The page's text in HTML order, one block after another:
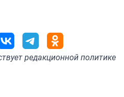
редакционной политике